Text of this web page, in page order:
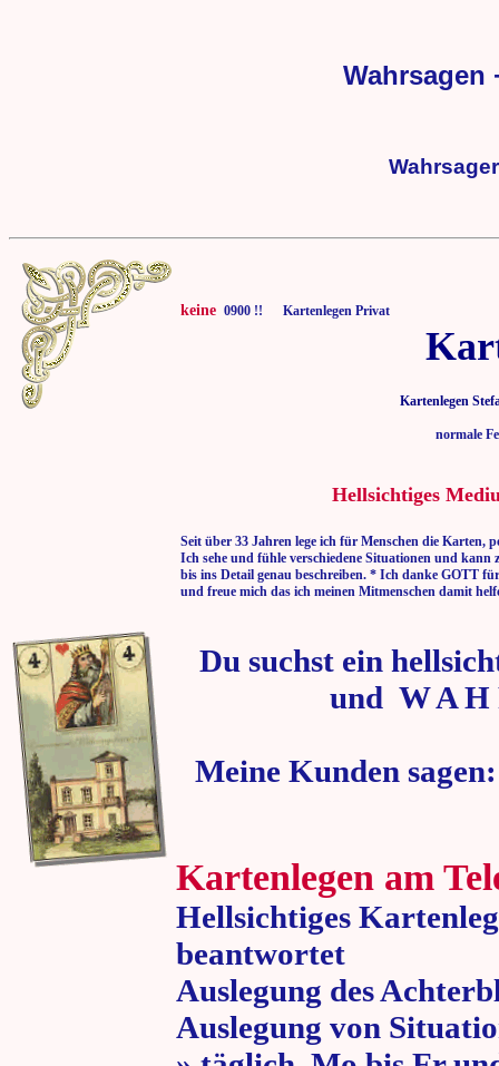
Wahrsagen
keine 0900 !! Kartenlegen Privat
Kartenlegen
normale
Hellsichtiges
Seit über 33 Jahren lege ich für Menschen die Karten,
Ich sehe und fühle verschiedene Situationen und kann
bis ins Detail genau beschreiben. * Ich danke GOTT
und freue mich das ich meinen Mitmenschen damit
Du suchst ein
und W A H
Meine Kunden
Kartenlegen am
Hellsichtiges
beantwortet
Auslegung des
Auslegung von